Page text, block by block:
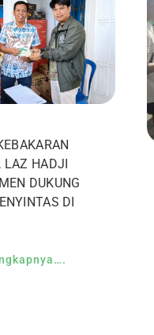
LAZ HADJI
DUKUNG
DI